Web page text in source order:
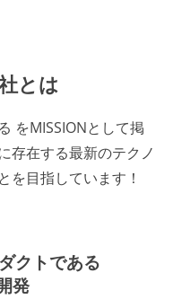
とは
をMISSIONとして掲
存在する最新のテクノ
を目指しています！
クトである
発